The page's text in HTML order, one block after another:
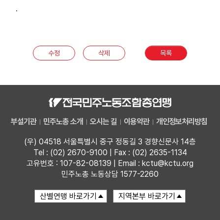
.
수정 삭제 목록
부설기관 민주노총 소개 오시는 길 이용약관 개인정보처리방침
(우) 04518 서울특별시 중구 정동길 3 경향신문사 14층
Tel : (02) 2670-9100 | Fax : (02) 2635-1134
고유번호 : 107-82-08139 | Email : kctu@kctu.org
민주노총 노동상담 1577-2260